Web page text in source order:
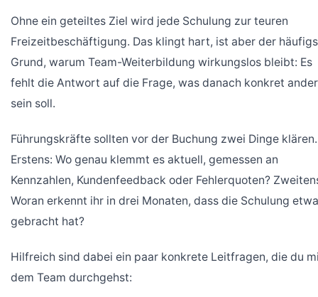
Ohne ein geteiltes Ziel wird jede Schulung zur teuren
Freizeitbeschäftigung. Das klingt hart, ist aber der
Grund, warum Team-Weiterbildung wirkungslos bleibt: Es
fehlt die Antwort auf die Frage, was danach konkret
sein soll.
Führungskräfte sollten vor der Buchung zwei Dinge klären.
Erstens: Wo genau klemmt es aktuell, gemessen an
Kennzahlen, Kundenfeedback oder Fehlerquoten?
Woran erkennt ihr in drei Monaten, dass die Schulung
gebracht hat?
Hilfreich sind dabei ein paar konkrete Leitfragen, die du
dem Team durchgehst: